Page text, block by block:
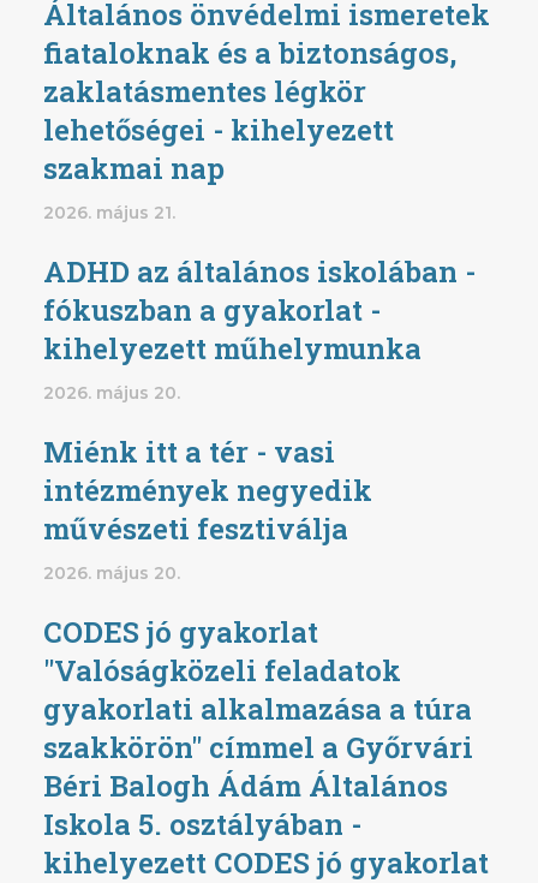
Általános önvédelmi ismeretek
fiataloknak és a biztonságos,
zaklatásmentes légkör
lehetőségei - kihelyezett
szakmai nap
2026. május 21.
ADHD az általános iskolában -
fókuszban a gyakorlat -
kihelyezett műhelymunka
2026. május 20.
Miénk itt a tér - vasi
intézmények negyedik
művészeti fesztiválja
2026. május 20.
CODES jó gyakorlat
"Valóságközeli feladatok
gyakorlati alkalmazása a túra
szakkörön" címmel a Győrvári
Béri Balogh Ádám Általános
Iskola 5. osztályában -
kihelyezett CODES jó gyakorlat